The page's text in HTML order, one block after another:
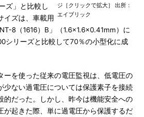
ジ［クリックで拡大］ 出所：
エイブリック
ズ」と比較し
イズは、車載用
8（1616）B」（1.6×1.6×0.41mm）に
シリーズと比較して70％の小型化に成
を使った従来の電圧監視は、低電圧の
少ない過電圧については保護素子を接続
的だった。しかし、昨今は機能安全への
が起きた際、単に過電圧から保護するだ